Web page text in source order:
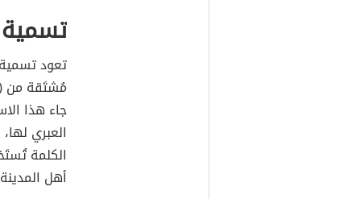
تسمية
تعود تسمية
جاء هذا
العبري
الكلمة
أهل